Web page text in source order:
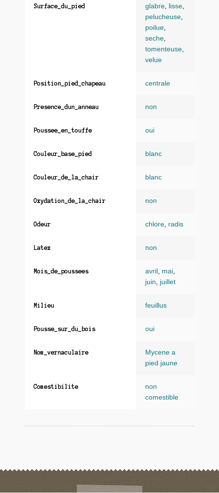
Surface_du_pied glabre, lisse,
pelucheuse,
poilue,
seche,
tomenteuse,
velue
Position_pied_chapeau centrale
Presence_dun_anneau non
Poussee_en_touffe oui
Couleur_base_pied blanc
Couleur_de_la_chair blanc
Oxydation_de_la_chair non
Odeur chlore, radis
Latex non
Mois_de_poussees avril , mai,
juin, juillet
Milieu feuillus
Pousse_sur_du_bois oui
Nom_vernaculaire
Mycene a
pied jaune
Comestibilite
non
comestible